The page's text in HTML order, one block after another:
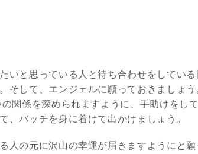
いと思っている人と待ち合わせをしている
そして、エンジェルに願っておきましょう
関係を深められますように、手助けをして
、バッチを身に着けて出かけましょう。
人の元に沢山の幸運が届きますようにと願